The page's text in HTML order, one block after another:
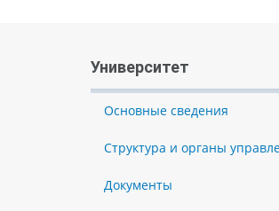
Университет
Основные сведения
Структура и органы
Документы